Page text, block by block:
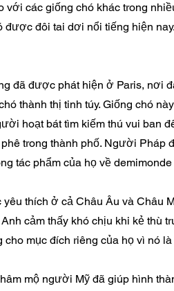
các giống chó khác trong
được đôi tai dơi nổi tiếng hiện
đã được phát hiện ở Paris, nơi
thành thị tinh túy. Giống chó
hoạt bát tìm kiếm thú vui ban
trong thành phố. Người Pháp
tác phẩm của họ về demimonde
thích ở cả Châu Âu và Châu
cảm thấy khó chịu khi kẻ thù
mục đích riêng của họ vì nó
mộ người Mỹ đã giúp hình